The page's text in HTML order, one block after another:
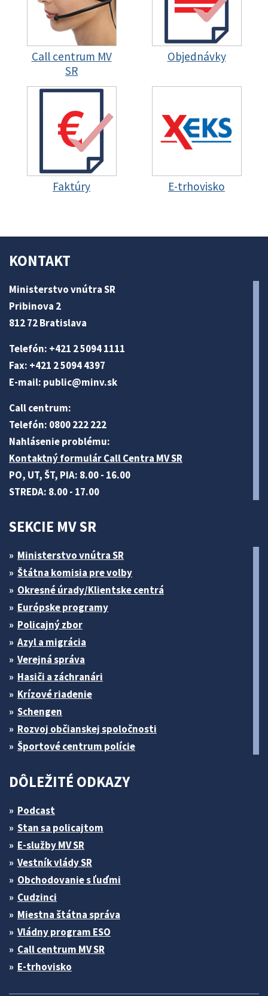
Call centrum MV
SR
Objednávky
Faktúry E-trhovisko
KONTAKT
Ministerstvo vnútra SR
Pribinova 2
812 72 Bratislava
Telefón: +421 2 5094 1111
Fax: +421 2 5094 4397
E-mail: public@minv.sk
Call centrum:
Telefón: 0800 222 222
Nahlásenie problému:
Kontaktný formulár Call Centra MV SR
PO, UT, ŠT, PIA: 8.00 - 16.00
STREDA: 8.00 - 17.00
SEKCIE MV SR
Ministerstvo vnútra SR
Štátna komisia pre volby
Okresné úrady/Klientske centrá
Európske programy
Policajný zbor
Azyl a migrácia
Verejná správa
Hasiči a záchranári
Krízové riadenie
Schengen
Rozvoj občianskej spoločnosti
Športové centrum polície
DÔLEŽITÉ ODKAZY
Podcast
Stan sa policajtom
E-služby MV SR
Vestník vlády SR
Obchodovanie s ľuďmi
Cudzinci
Miestna štátna správa
Vládny program ESO
Call centrum MV SR
E-trhovisko